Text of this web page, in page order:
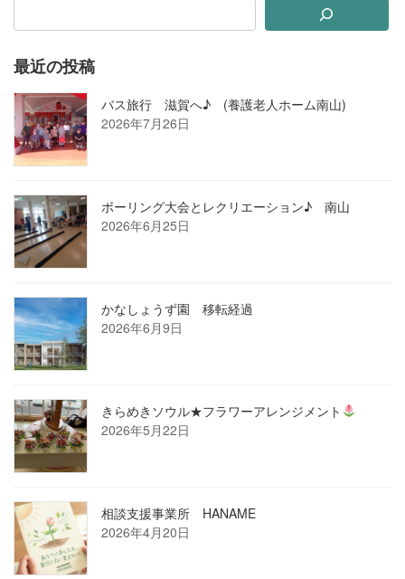
最近の投稿
バス旅行 滋賀へ♪ (養護老人ホーム南山)
2026年7月26日
ボーリング大会とレクリエーション♪ 南山
2026年6月25日
かなしょうず園 移転経過
2026年6月9日
きらめきソウル★フラワーアレンジメント
2026年5月22日
相談支援事業所 HANAME
2026年4月20日